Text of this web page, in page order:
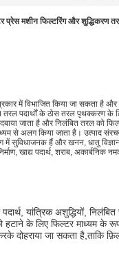
मशीन फिल्टरिंग और शुद्धिकरण
में विभाजित किया जा सकता है
तरल पदार्थों के ठोस तरल पृथक्करण के
जाता है और निलंबित तरल को
से अलग किया जाता है। उत्पाद
सुविधाजनक हैं और खनन, धातु
खाद्य पदार्थ, शराब, अकार्बनिक
यांत्रिक अशुद्धियों,
हटाने के लिए फिल्टर माध्यम के
दोहराया जा सकता है,ताकि